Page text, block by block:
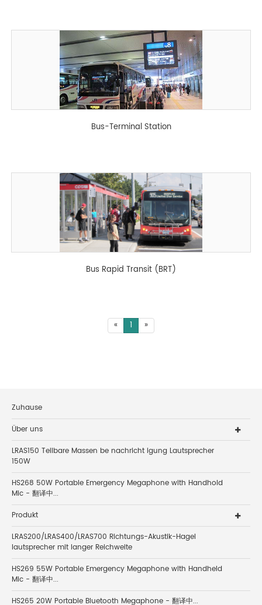
Bus-Terminal Station
Bus Rapid Transit (BRT)
« 1 »
Zuhause
Über uns
LRAS150 Teilbare Massen be nachricht igung Lautsprecher
150W
HS268 50W Portable Emergency Megaphone with Handhold
Mic - 翻译中...
Produkt
LRAS200/LRAS400/LRAS700 Richtungs-Akustik-Hagel
lautsprecher mit langer Reichweite
HS269 55W Portable Emergency Megaphone with Handheld
Mic - 翻译中...
HS265 20W Portable Bluetooth Megaphone - 翻译中...